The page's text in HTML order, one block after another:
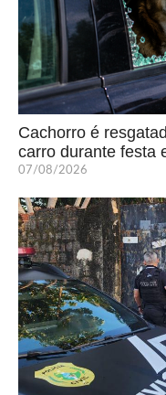
Cachorro é
carro durante festa
07/08/2026